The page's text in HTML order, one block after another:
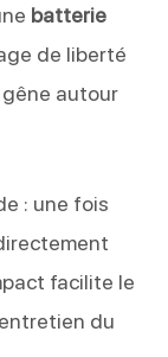
batterie
de liberté
gêne autour
: une fois
facilite le
du